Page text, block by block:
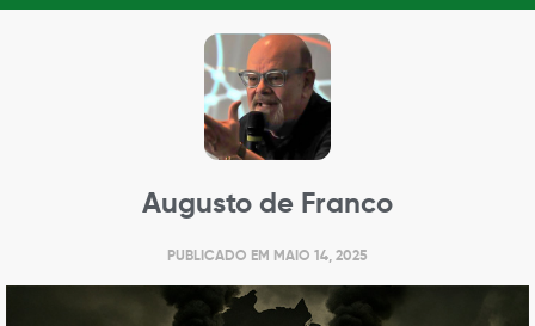
Augusto de Franco
PUBLICADO EM MAIO 14, 2025